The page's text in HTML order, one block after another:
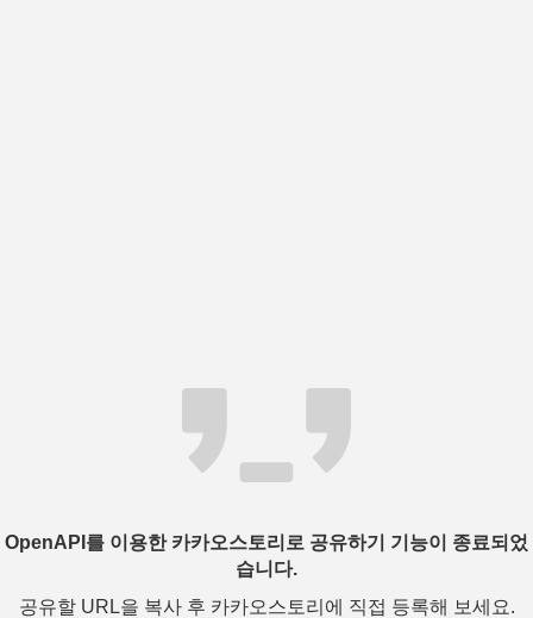
OpenAPI를 이용한 카카오스토리로 공유하기 기능이 종료되었
습니다.
공유할 URL을 복사 후 카카오스토리에 직접 등록해 보세요.